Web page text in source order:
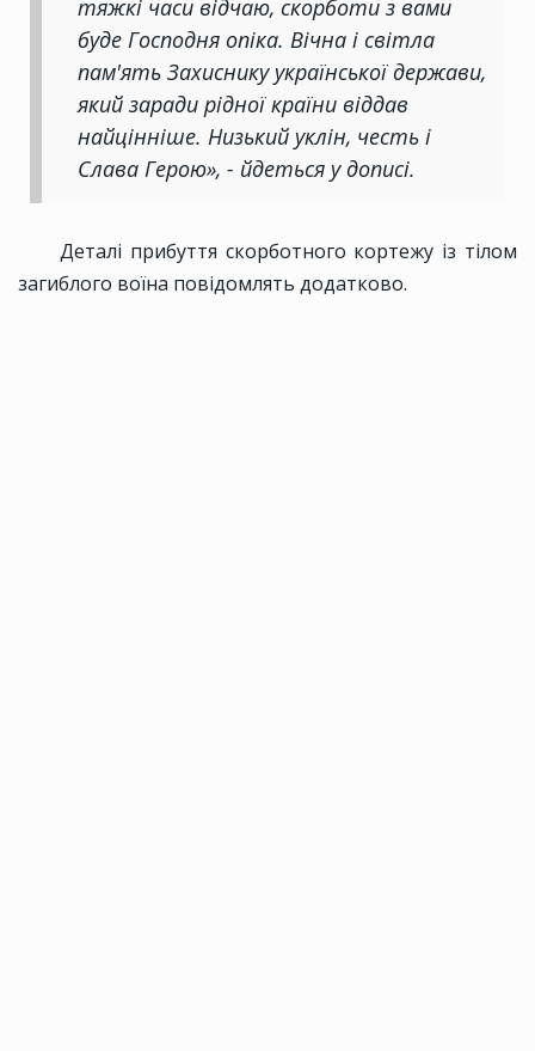
тяжкі часи відчаю, скорботи з вами
буде Господня опіка. Вічна і світла
пам'ять Захиснику української держави,
який заради рідної країни віддав
найцінніше. Низький уклін, честь і
Слава Герою», - йдеться у дописі.
Деталі прибуття скорботного кортежу із тілом
загиблого воїна повідомлять додатково.